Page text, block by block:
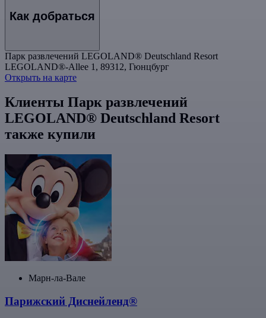
Как добраться
Парк развлечений LEGOLAND® Deutschland Resort
LEGOLAND®-Allee 1, 89312, Гюнцбург
Открыть на карте
Клиенты Парк развлечений
LEGOLAND® Deutschland Resort
также купили
Марн-ла-Вале
Парижский Диснейленд®